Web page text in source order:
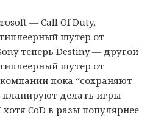
— Call Of Duty,
шутер от
теперь Destiny — другой
шутер от
пока “сохраняют
планируют делать игры
CoD в разы популярнее